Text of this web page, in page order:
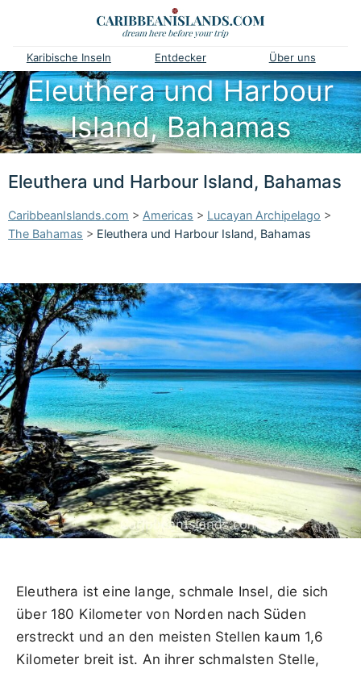
Karibische Inseln Entdecker Über uns
Eleuthera und Harbour
Island, Bahamas
Eleuthera und Harbour Island, Bahamas
CaribbeanIslands.com > Americas > Lucayan Archipelago >
The Bahamas > Eleuthera und Harbour Island, Bahamas
Eleuthera ist eine lange, schmale Insel, die sich
über 180 Kilometer von Norden nach Süden
erstreckt und an den meisten Stellen kaum 1,6
Kilometer breit ist. An ihrer schmalsten Stelle,